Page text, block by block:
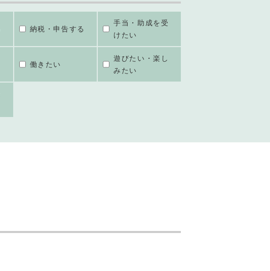
納税・申告する
手当・助成を受
けたい
働きたい
遊びたい・楽し
みたい